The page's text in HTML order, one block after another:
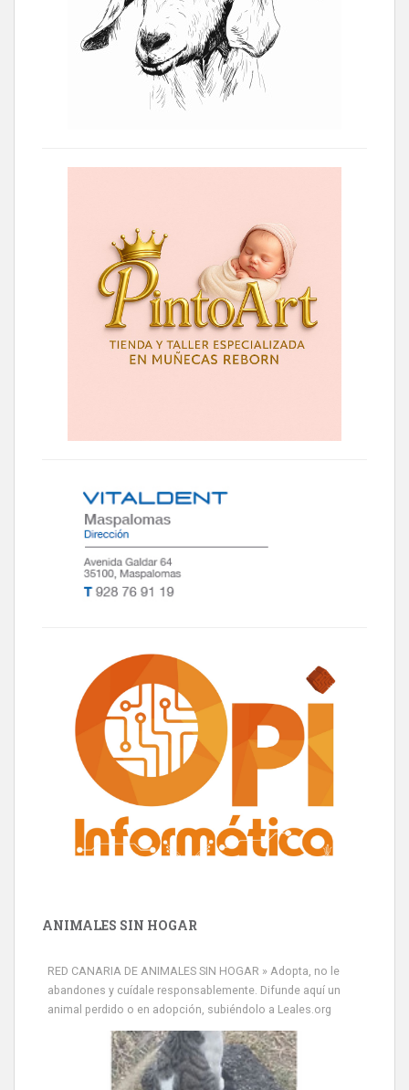
ANIMALES SIN HOGAR
RED CANARIA DE ANIMALES SIN HOGAR » Adopta, no le
abandones y cuídale responsablemente. Difunde aquí un
animal perdido o en adopción, subiéndolo a Leales.org